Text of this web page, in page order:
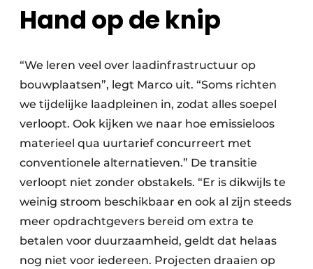
Hand op de knip
“We leren veel over laadinfrastructuur op
bouwplaatsen”, legt Marco uit. “Soms richten
we tijdelijke laadpleinen in, zodat alles soepel
verloopt. Ook kijken we naar hoe emissieloos
materieel qua uurtarief concurreert met
conventionele alternatieven.” De transitie
verloopt niet zonder obstakels. “Er is dikwijls te
weinig stroom beschikbaar en ook al zijn steeds
meer opdrachtgevers bereid om extra te
betalen voor duurzaamheid, geldt dat helaas
nog niet voor iedereen. Projecten draaien op